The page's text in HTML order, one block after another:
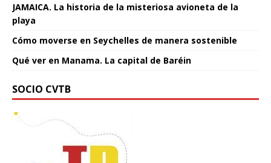
JAMAICA. La historia de la misteriosa avioneta de la
playa
Cómo moverse en Seychelles de manera sostenible
Qué ver en Manama. La capital de Baréin
SOCIO CVTB